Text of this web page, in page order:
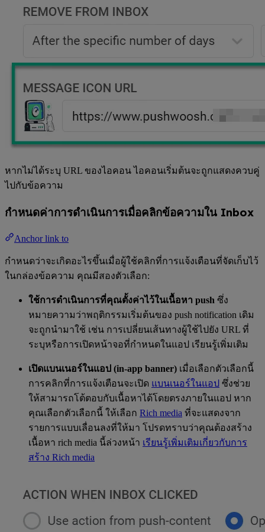
หากไม่ได้ระบุ URL ของไอคอน ไอคอนเริ่มต้นจะถูกแสดงควบคู่
ไปกับข้อความ
กำหนดค่าการดำเนินการเมื่อคลิกข้อความใน Inbox
Anchor link to
กำหนดว่าจะเกิดอะไรขึ้นเมื่อผู้ใช้คลิกที่การแจ้งเตือนที่จัดเก็บไว้
ในกล่องข้อความ คุณมีสองตัวเลือก:
ใช้การดำเนินการที่คุณตั้งค่าไว้ในเนื้อหา push ซึ่ง
หมายความว่าพฤติกรรมเริ่มต้นของ push notification เดิม
จะถูกนำมาใช้ เช่น การเปลี่ยนเส้นทางผู้ใช้ไปยัง URL ที่
ระบุหรือการเปิดหน้าจอที่กำหนดในแอป เรียนรู้เพิ่มเติม
เปิดแบนเนอร์ในแอป (in-app banner) เมื่อเลือกตัวเลือกนี้
การคลิกที่การแจ้งเตือนจะเปิด แบนเนอร์ในแอป ซึ่งช่วย
ให้สามารถโต้ตอบกับเนื้อหาได้โดยตรงภายในแอป หาก
คุณเลือกตัวเลือกนี้ ให้เลือก Rich media ที่จะแสดงจาก
รายการแบบเลื่อนลงที่ให้มา โปรดทราบว่าคุณต้องสร้าง
เนื้อหา rich media นี้ล่วงหน้า เรียนรู้เพิ่มเติมเกี่ยวกับการ
สร้าง Rich media